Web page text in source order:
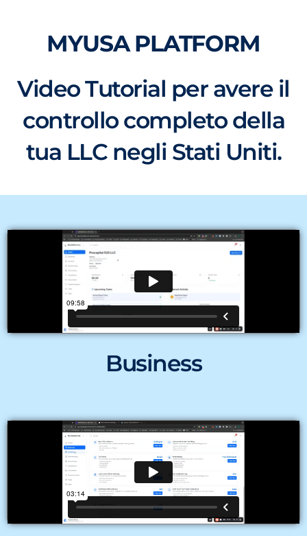
MYUSA PLATFORM
Video Tutorial per avere il
controllo completo della
tua LLC negli Stati Uniti.
Business